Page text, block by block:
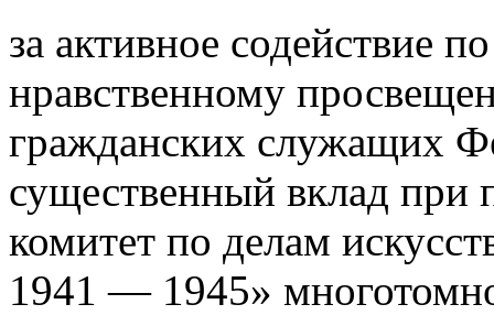
за активное содействие
нравственному
гражданских служащих
существенный вклад при
комитет по делам
1941 — 1945»